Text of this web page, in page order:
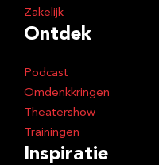
Zakelijk
Ontdek
Podcast
Omdenkkringen
Theatershow
Trainingen
Inspiratie